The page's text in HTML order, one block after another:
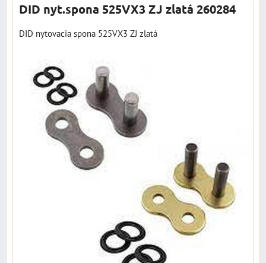
DID nyt.spona 525VX3 ZJ zlatá 260284
DID nytovacia spona 525VX3 ZJ zlatá